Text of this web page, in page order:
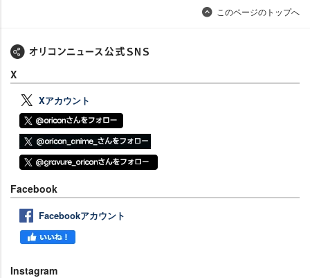
このページのトップへ
X
Xアカウント
Facebook
Facebookアカウント
Instagram